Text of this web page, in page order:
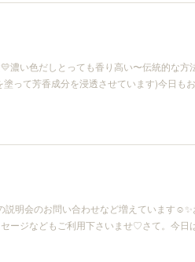
濃い色だしとっても香り高い〜伝統的な方
って芳香成分を浸透させています)今日も
説明会のお問い合わせなど増えています
ージなどもご利用下さいませ♡さて。今日